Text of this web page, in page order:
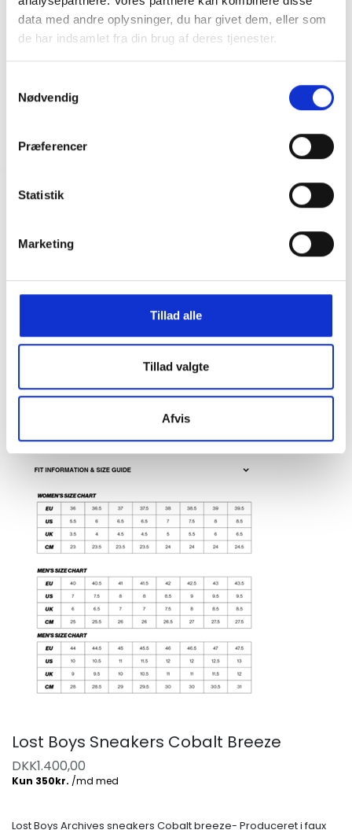
data med andre oplysninger, du har givet dem, eller som
de har indsamlet fra din brug af deres tjenester.
Nødvendig
Præferencer
Statistik
Marketing
Tillad alle
Tillad valgte
Afvis
Lost Boys Sneakers Cobalt Breeze
DKK1.400,00
Lost Boys Archives sneakers Cobalt breeze- Produceret i faux